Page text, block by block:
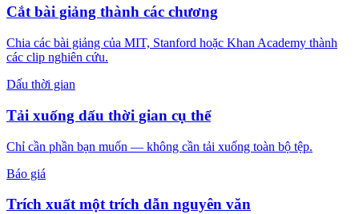
Cắt bài giảng thành các chương
Chia các bài giảng của MIT, Stanford hoặc Khan Academy thành
các clip nghiên cứu.
Dấu thời gian
Tải xuống dấu thời gian cụ thể
Chỉ cần phần bạn muốn — không cần tải xuống toàn bộ tệp.
Báo giá
Trích xuất một trích dẫn nguyên văn